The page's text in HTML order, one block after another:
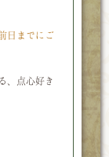
日までにご
、点心好き